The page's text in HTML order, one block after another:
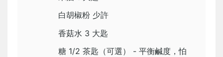
白胡椒粉 少許
香菇水 3 大匙
糖 1/2 茶匙（可選） - 平衡鹹度，怕